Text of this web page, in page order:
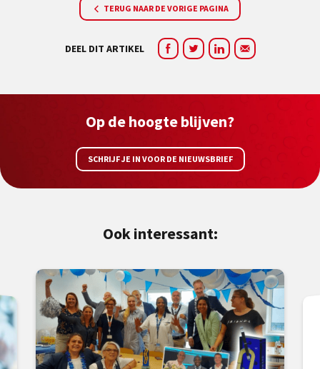
TERUG NAAR DE VORIGE PAGINA
DEEL DIT ARTIKEL
Op de hoogte blijven?
SCHRIJF JE IN VOOR DE NIEUWSBRIEF
Ook interessant: